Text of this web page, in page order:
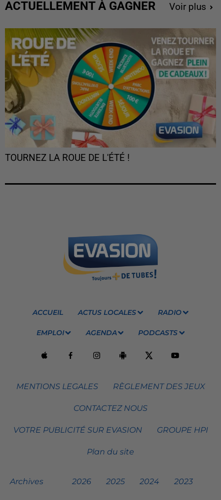
ACTUELLEMENT À GAGNER Voir plus
TOURNEZ LA ROUE DE L'ÉTÉ !
ACCUEIL ACTUS LOCALES RADIO
EMPLOI AGENDA PODCASTS
MENTIONS LEGALES RÈGLEMENT DES JEUX
CONTACTEZ NOUS
VOTRE PUBLICITÉ SUR EVASION GROUPE HPI
Plan du site
Archives 2026 2025 2024 2023